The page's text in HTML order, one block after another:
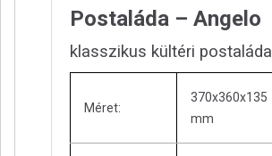
Postaláda – Angelo
klasszikus kültéri postaláda
Méret:
370x360x135
mm